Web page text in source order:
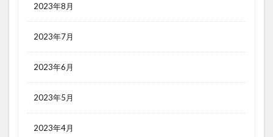
2023年8月
2023年7月
2023年6月
2023年5月
2023年4月